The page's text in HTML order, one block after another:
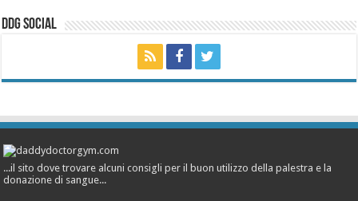
ddg Social
...il sito dove trovare alcuni consigli per il buon utilizzo della palestra e la
donazione di sangue...